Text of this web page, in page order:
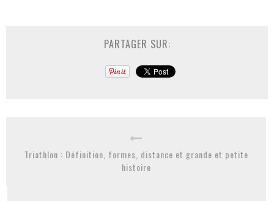
PARTAGER SUR:
Triathlon : Définition, formes, distance et grande et petite
histoire